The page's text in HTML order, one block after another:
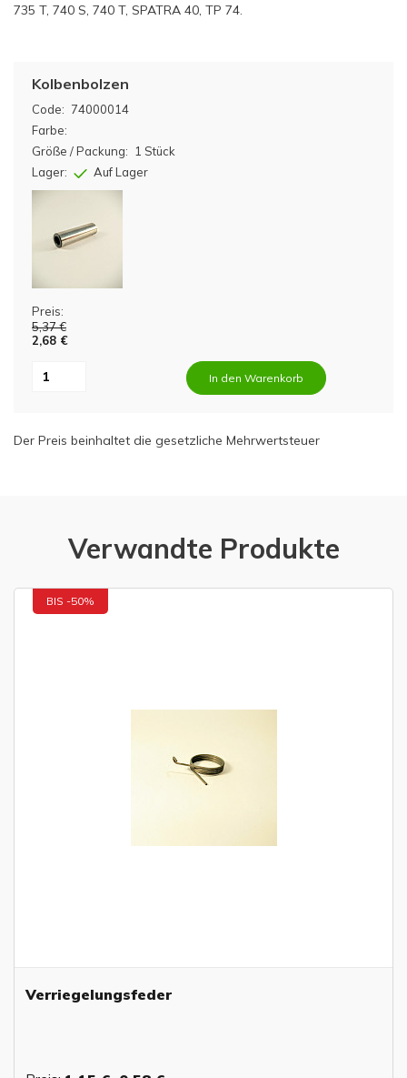
735 T, 740 S, 740 T, SPATRA 40, TP 74.
Code: 74000014
Kolbenbolzen
Farbe:
Größe / Packung:
1 Stück
Lager:
Auf Lager
Preis:
5,37 €
2,68 €
In den Warenkorb
Der Preis beinhaltet die gesetzliche Mehrwertsteuer
Verwandte Produkte
BIS -50%
Verriegelungsfeder